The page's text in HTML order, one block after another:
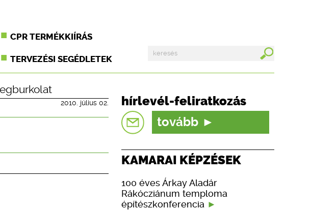
CPR TERMÉKKIÍRÁS
TERVEZÉSI SEGÉDLETEK
2010. július 02. hírlevél-feliratkozás
tovább
KAMARAI KÉPZÉSEK
100 éves Árkay Aladár
Rákócziánum temploma
építészkonferencia